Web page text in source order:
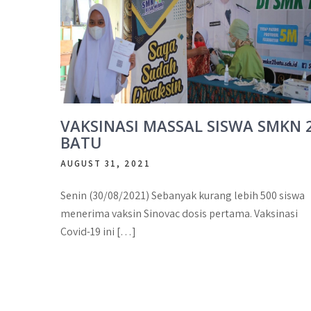
VAKSINASI MASSAL SISWA SMKN
BATU
AUGUST 31, 2021
Senin (30/08/2021) Sebanyak kurang lebih 500 siswa
menerima vaksin Sinovac dosis pertama. Vaksinasi
Covid-19 ini […]